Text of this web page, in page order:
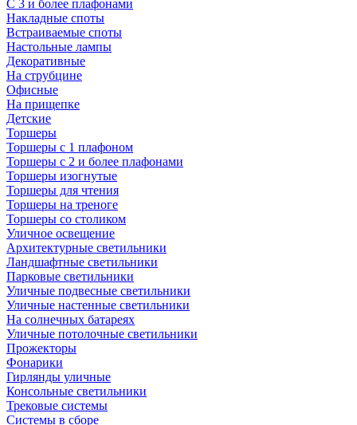
С 3 и более плафонами
Накладные споты
Встраиваемые споты
Настольные лампы
Декоративные
На струбцине
Офисные
На прищепке
Детские
Торшеры
Торшеры с 1 плафоном
Торшеры с 2 и более плафонами
Торшеры изогнутые
Торшеры для чтения
Торшеры на треноге
Торшеры со столиком
Уличное освещение
Архитектурные светильники
Ландшафтные светильники
Парковые светильники
Уличные подвесные светильники
Уличные настенные светильники
На солнечных батареях
Уличные потолочные светильники
Прожекторы
Фонарики
Гирлянды уличные
Консольные светильники
Трековые системы
Системы в сборе